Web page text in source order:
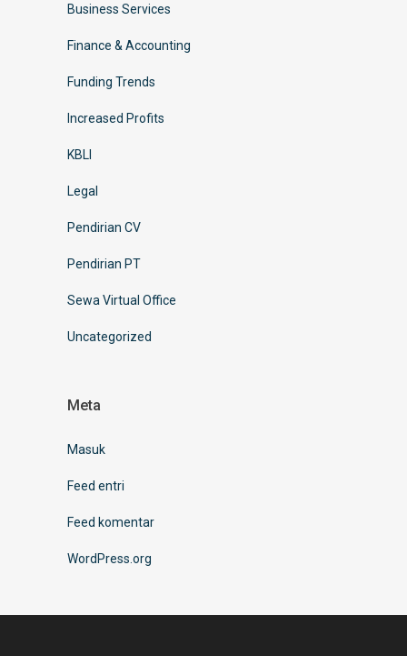
Business Services
Finance & Accounting
Funding Trends
Increased Profits
KBLI
Legal
Pendirian CV
Pendirian PT
Sewa Virtual Office
Uncategorized
Meta
Masuk
Feed entri
Feed komentar
WordPress.org